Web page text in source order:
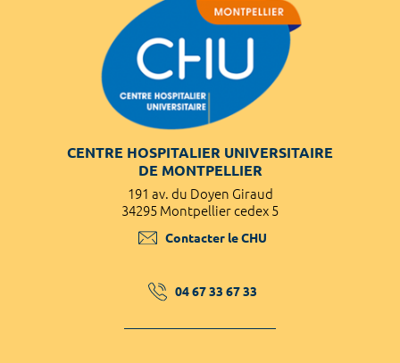
CENTRE HOSPITALIER UNIVERSITAIRE
DE MONTPELLIER
191 av. du Doyen Giraud
34295 Montpellier cedex 5
Contacter le CHU
04 67 33 67 33